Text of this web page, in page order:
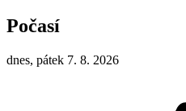
Počasí
dnes, pátek 7. 8. 2026